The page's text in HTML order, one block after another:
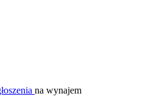
na wynajem